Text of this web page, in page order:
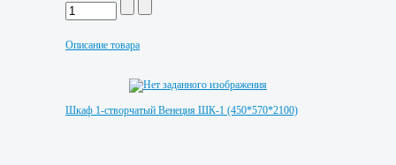
Описание товара
Шкаф 1-створчатый Венеция ШК-1 (450*570*2100)